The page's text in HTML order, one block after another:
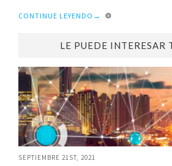
CONTINUE LEYENDO →
LE PUEDE INTERESAR
SEPTIEMBRE 21ST, 2021